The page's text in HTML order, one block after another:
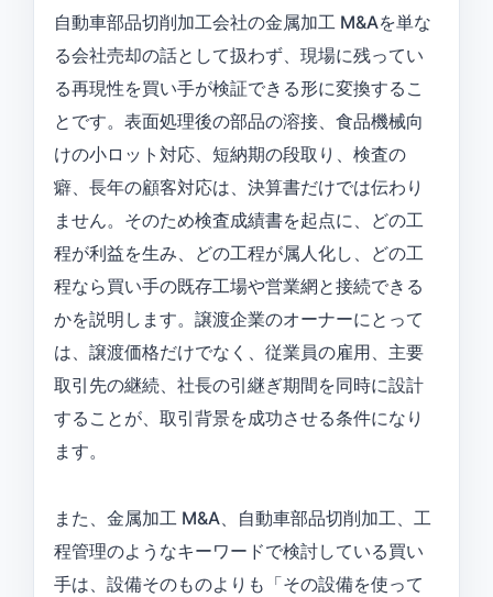
自動車部品切削加工会社の金属加工 M&Aを単な
る会社売却の話として扱わず、現場に残ってい
る再現性を買い手が検証できる形に変換するこ
とです。表面処理後の部品の溶接、食品機械向
けの小ロット対応、短納期の段取り、検査の
癖、長年の顧客対応は、決算書だけでは伝わり
ません。そのため検査成績書を起点に、どの工
程が利益を生み、どの工程が属人化し、どの工
程なら買い手の既存工場や営業網と接続できる
かを説明します。譲渡企業のオーナーにとって
は、譲渡価格だけでなく、従業員の雇用、主要
取引先の継続、社長の引継ぎ期間を同時に設計
することが、取引背景を成功させる条件になり
ます。
また、金属加工 M&A、自動車部品切削加工、工
程管理のようなキーワードで検討している買い
手は、設備そのものよりも「その設備を使って